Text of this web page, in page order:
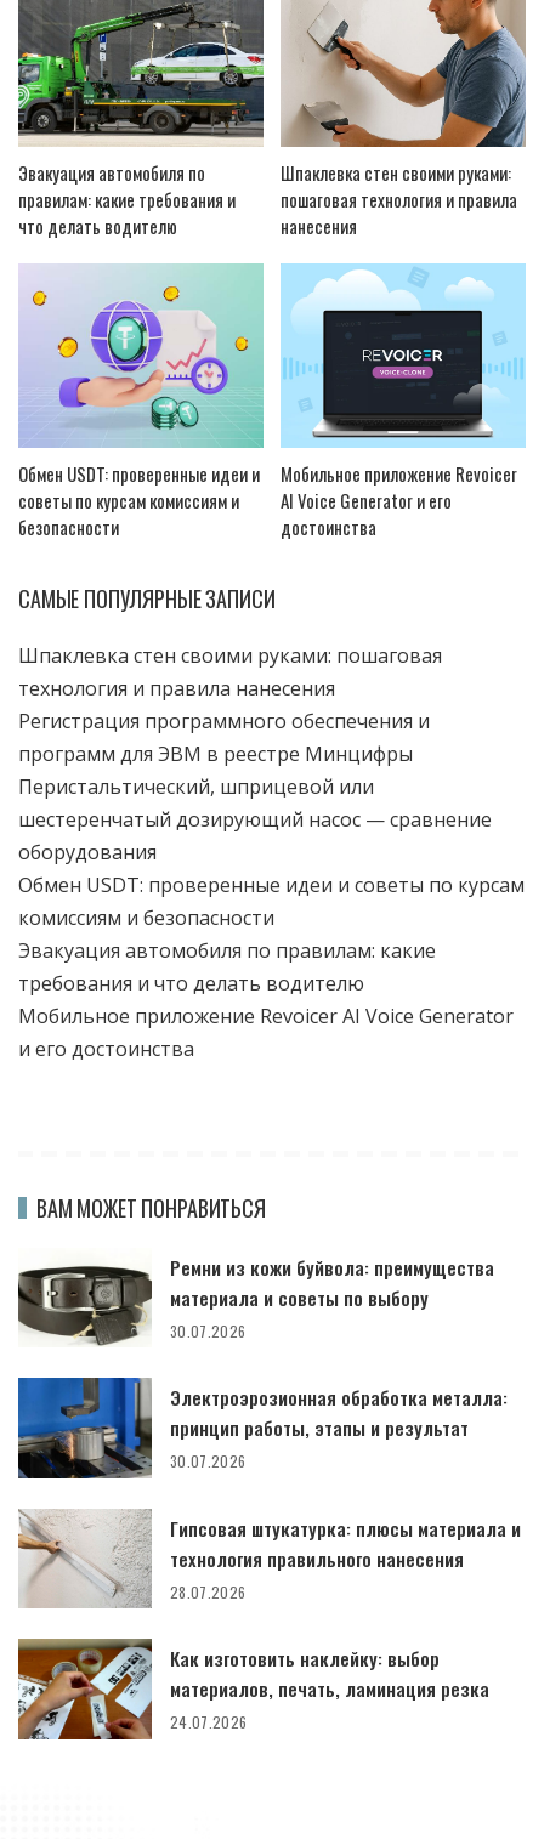
Эвакуация автомобиля по
правилам: какие требования и
что делать водителю
Шпаклевка стен своими руками:
пошаговая технология и правила
нанесения
Обмен USDT: проверенные идеи и
советы по курсам комиссиям и
безопасности
Мобильное приложение Revoicer
AI Voice Generator и его
достоинства
САМЫЕ ПОПУЛЯРНЫЕ ЗАПИСИ
Шпаклевка стен своими руками: пошаговая
технология и правила нанесения
Регистрация программного обеспечения и
программ для ЭВМ в реестре Минцифры
Перистальтический, шприцевой или
шестеренчатый дозирующий насос — сравнение
оборудования
Обмен USDT: проверенные идеи и советы по курсам
комиссиям и безопасности
Эвакуация автомобиля по правилам: какие
требования и что делать водителю
Мобильное приложение Revoicer AI Voice Generator
и его достоинства
ВАМ МОЖЕТ ПОНРАВИТЬСЯ
Ремни из кожи буйвола: преимущества
материала и советы по выбору
30.07.2026
Электроэрозионная обработка металла:
принцип работы, этапы и результат
30.07.2026
Гипсовая штукатурка: плюсы материала и
технология правильного нанесения
28.07.2026
Как изготовить наклейку: выбор
материалов, печать, ламинация резка
24.07.2026